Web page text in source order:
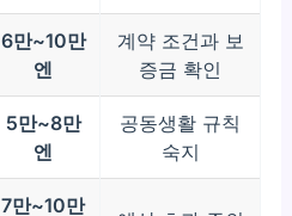
6만~10만
엔
계약 조건과 보
증금 확인
5만~8만
엔
공동생활 규칙
숙지
7만~10만